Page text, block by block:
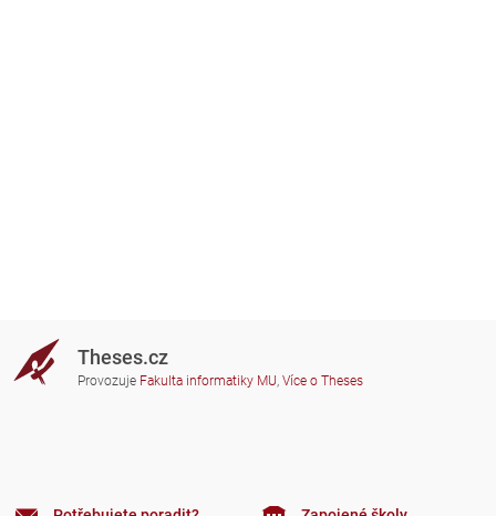
Theses.cz
Provozuje Fakulta informatiky MU, Více o Theses